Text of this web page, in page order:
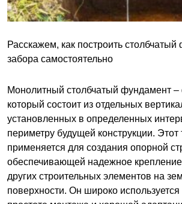
Расскажем, как построить
забора самостоятельно
Монолитный столбчатый фундамент –
который состоит из отдельных
установленных в определенных
периметру будущей конструкции.
применяется для создания опорной
обеспечивающей надежное
других строительных элементов на
поверхности. Он широко